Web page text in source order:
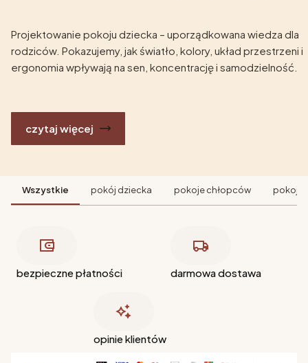
Projektowanie pokoju dziecka – uporządkowana wiedza dla
rodziców. Pokazujemy, jak światło, kolory, układ przestrzeni i
ergonomia wpływają na sen, koncentrację i samodzielność.
czytaj więcej
Wszystkie pokój dziecka pokoje chłopców pokoje
bezpieczne płatności darmowa dostawa
opinie klientów